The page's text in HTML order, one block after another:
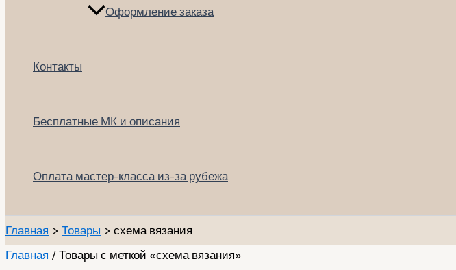
Оформление заказа
Контакты
Бесплатные МК и описания
Оплата мастер-класса из-за рубежа
Главная Товары
схема вязания
Главная / Товары с меткой «схема вязания»